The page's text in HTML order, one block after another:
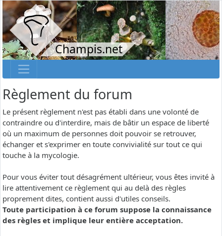
Champis.net
Règlement du forum
Le présent règlement n'est pas établi dans une volonté de
contraindre ou d'interdire, mais de bâtir un espace de liberté
où un maximum de personnes doit pouvoir se retrouver,
échanger et s'exprimer en toute convivialité sur tout ce qui
touche à la mycologie.
Pour vous éviter tout désagrément ultérieur, vous êtes invité à
lire attentivement ce règlement qui au delà des règles
proprement dites, contient aussi d'utiles conseils.
Toute participation à ce forum suppose la connaissance
des règles et implique leur entière acceptation.